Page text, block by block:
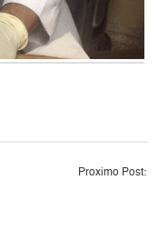
Proximo Post: